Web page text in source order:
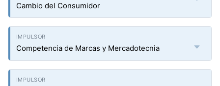
Cambio del Consumidor
Competencia de Marcas y Mercadotecnia